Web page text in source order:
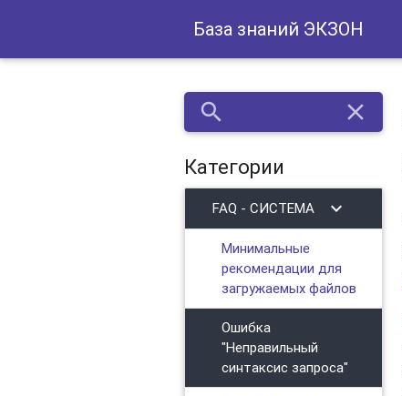
База знаний ЭКЗОН
search close
Категории
FAQ - СИСТЕМА chevron_right
Минимальные
рекомендации для
загружаемых файлов
Ошибка
"Неправильный
синтаксис запроса"